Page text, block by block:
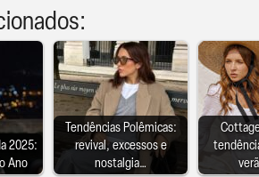
2025:
Ano
Tendências Polêmicas:
revival, excessos e
nostalgia…